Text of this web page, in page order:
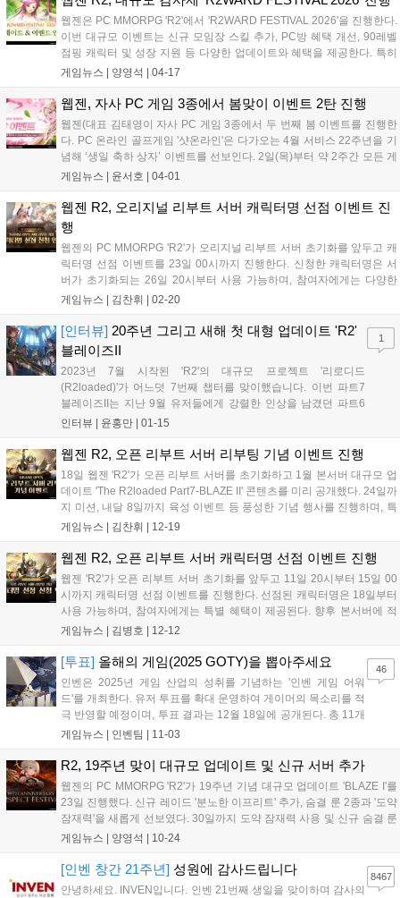
다....
웹젠은 PC MMORPG 'R2'에서 'R2WARD FESTIVAL 2026'을 진행한다.
이번 대규모 이벤트는 신규 모임장 스킬 추가, PC방 혜택 개선, 90레벨
점핑 캐릭터 및 성장 지원 등 다양한 업데이트와 혜택을 제공한다. 특히
30일까지는 컨텐츠 지원 및 NPC 교환 이벤트를 통해 파괴의 매터리얼
게임뉴스 | 양영석 04-17
웹젠, 자사 PC 게임 3종에서 봄맞이 이벤트 2탄 진행
웹젠(대표 김태영이 자사 PC 게임 3종에서 두 번째 봄 이벤트를 진행한
다. PC 온라인 골프게임 '샷온라인'은 다가오는 4월 서비스 22주년을 기
념해 ‘생일 축하 상자’ 이벤트를 선보인다. 2일(목)부터 약 2주간 모든 게
임 회원이 수령할 수 있으며, 상자 개봉 시 출시 22주년을 기념한 코스튬
게임뉴스 | 윤서호 04-01
웹젠 R2, 오리지널 리부트 서버 캐릭터명 선점 이벤트 진
행
웹젠의 PC MMORPG 'R2'가 오리지널 리부트 서버 초기화를 앞두고 캐
릭터명 선점 이벤트를 23일 00시까지 진행한다. 신청한 캐릭터명은 서
버가 초기화되는 26일 20시부터 사용 가능하며, 참여자에게는 다양한
혜택이 제공된다. 초기화 후에는 길드 기부 경험치 상향 및 무기 복구 이
게임뉴스 | 김찬휘 02-20
[인터뷰] 20주년 그리고 새해 첫 대형 업데이트 'R2'
블레이즈II
2023년 7월 시작된 'R2'의 대규모 프로젝트 '리로디드
(R2loaded)'가 어느덧 7번째 챕터를 맞이했습니다. 이번 파트7
블레이즈II는 지난 9월 유저들에게 강렬한 인상을 남겼던 파트6
블레이즈I의 연장선이자, 대미를 장식하는 업데이트라고 할 수 있
략과 도전의 재미를 강조했다면, 이...
인터뷰 | 윤홍만 01-15
1
웹젠 R2, 오픈 리부트 서버 리부팅 기념 이벤트 진행
18일 웹젠 'R2'가 오픈 리부트 서버를 초기화하고 1월 본서버 대규모 업
데이트 'The R2loaded Part7-BLAZE II' 콘텐츠를 미리 공개했다. 24일까
지 미션, 내달 8일까지 육성 이벤트 등 풍성한 기념 행사를 진행하며, 특
히 내달 4일 첫 공성전, 7일 천공성 에텔리움 점령전이 예정되어 있다....
게임뉴스 | 김찬휘 12-19
웹젠 R2, 오픈 리부트 서버 캐릭터명 선점 이벤트 진행
웹젠 'R2'가 오픈 리부트 서버 초기화를 앞두고 11일 20시부터 15일 00
시까지 캐릭터명 선점 이벤트를 진행한다. 선점된 캐릭터명은 18일부터
사용 가능하며, 참여자에게는 특별 혜택이 제공된다. 향후 본서버에 적
용될 신규 성장 시스템, 서번트 추가 등 대규모 업데이트 콘텐츠도 먼저
게임뉴스 | 김병호 12-12
[투표] 올해의 게임(2025 GOTY)을 뽑아주세요
인벤은 2025년 게임 산업의 성취를 기념하는 '인벤 게임 어워
드'를 개최한다. 유저 투표를 확대 운영하여 게이머의 목소리를 적
극 반영할 예정이며, 투표 결과는 12월 18일에 공개된다. 총 11개
부문에서 유저 투표로 수상작을 결정하며, '올해의 게임'과 '최고
지 진행되며, 참여자에게는 추첨을 통해 경품을 제공하는 이벤트
도 진행한다....
게임뉴스 | 인벤팀 11-03
46
R2, 19주년 맞이 대규모 업데이트 및 신규 서버 추가
웹젠의 PC MMORPG 'R2'가 19주년 기념 대규모 업데이트 'BLAZE I'를
23일 진행했다. 신규 레이드 '분노한 이프리트' 추가, 숨결 룬 2종과 '도약
잠재력'을 새롭게 선보였다. 30일까지 도약 잠재력 사용 및 신규 숨결 룬
제작 이벤트, '분노한 이프리트 장비'를 제공한다. 11월 6일까지 '19주년
버 오픈 기념 이벤트도 진행한다....
게임뉴스 | 양영석 10-24
[인벤 창간 21주년] 성원에 감사드립니다
안녕하세요. INVEN입니다. 인벤 21번째 생일을 맞이하며 감사의
8467